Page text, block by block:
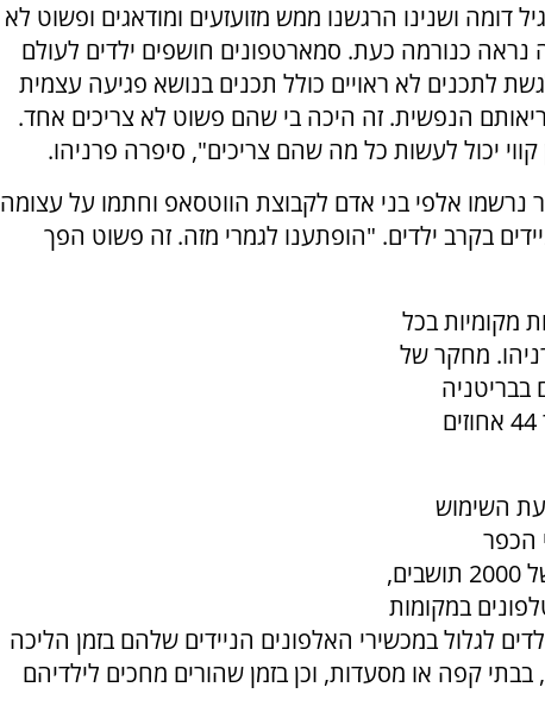
דומה ושנינו הרגשנו ממש מזועזעים ומודאגים ופשוט לא
שיהיו להם סמארטפונים בגיל 11, וזה נראה כנורמה כעת. סמארטפונים חושפים ילדים לעולם
לתכנים לא ראויים כולל תכנים בנושא פגיעה עצמית
הנפשית. זה היכה בי שהם פשוט לא צריכים אחד.
יכול לעשות כל מה שהם צריכים", סיפרה פרניהו.
נרשמו אלפי בני אדם לקבוצת הווטסאפ וחתמו על עצומה
בקרב ילדים. "הופתענו לגמרי מזה. זה פשוט הפך
חצי שעה, קמו 30 קבוצות מקומיות בכל
מחקר של
בבריטניה
מחזיקים בסמארטפון כשהם בני 11, כאשר 44 אחוזים
השימוש
הכפר
סן-אה-מארן מדרום לפריז, עם אוכלוסייה של 2000 תושבים,
במקומות
לגלול במכשירי האלפונים הניידים שלהם בזמן הליכה
קפה או מסעדות, וכן בזמן שהורים מחכים לילדיהם